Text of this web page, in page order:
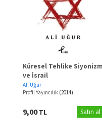
Küresel Tehlike Siyonizm
ve İsrail
Ali Uğur
Profil Yayıncılık (2014)
9,00TL Satın al